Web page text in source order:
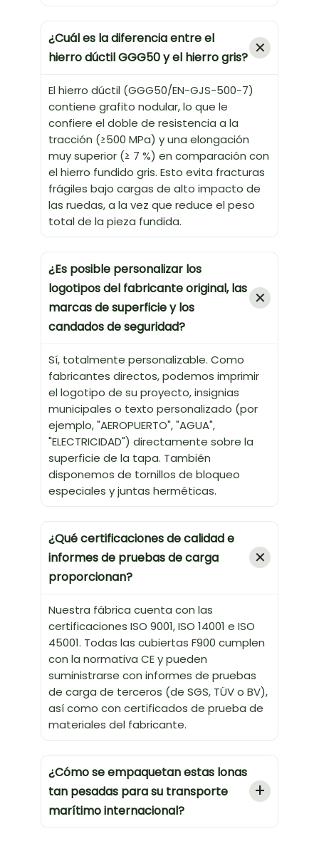
¿Cuál es la diferencia entre el
hierro dúctil GGG50 y el hierro gris?
El hierro dúctil (GGG50/EN-GJS-500-7)
contiene grafito nodular, lo que le
confiere el doble de resistencia a la
tracción (≥500 MPa) y una elongación
muy superior (≥ 7 %) en comparación con
el hierro fundido gris. Esto evita fracturas
frágiles bajo cargas de alto impacto de
las ruedas, a la vez que reduce el peso
total de la pieza fundida.
¿Es posible personalizar los
logotipos del fabricante original, las
marcas de superficie y los
candados de seguridad?
Sí, totalmente personalizable. Como
fabricantes directos, podemos imprimir
el logotipo de su proyecto, insignias
municipales o texto personalizado (por
ejemplo, "AEROPUERTO", "AGUA",
"ELECTRICIDAD") directamente sobre la
superficie de la tapa. También
disponemos de tornillos de bloqueo
especiales y juntas herméticas.
¿Qué certificaciones de calidad e
informes de pruebas de carga
proporcionan?
Nuestra fábrica cuenta con las
certificaciones ISO 9001, ISO 14001 e ISO
45001. Todas las cubiertas F900 cumplen
con la normativa CE y pueden
suministrarse con informes de pruebas
de carga de terceros (de SGS, TÜV o BV),
así como con certificados de prueba de
materiales del fabricante.
¿Cómo se empaquetan estas lonas
tan pesadas para su transporte
marítimo internacional?